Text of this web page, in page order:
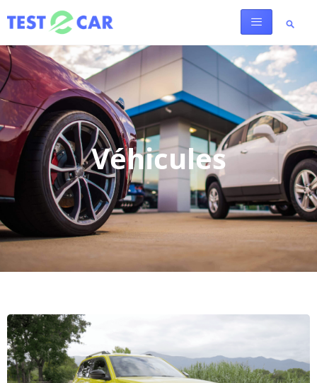
Véhicules